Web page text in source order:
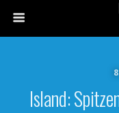
Island: